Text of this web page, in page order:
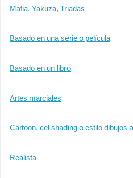
Mafia, Yakuza, Triadas
Basado en una serie o película
Basado en un libro
Artes marciales
Cartoon, cel shading o estilo dibujos
Realista